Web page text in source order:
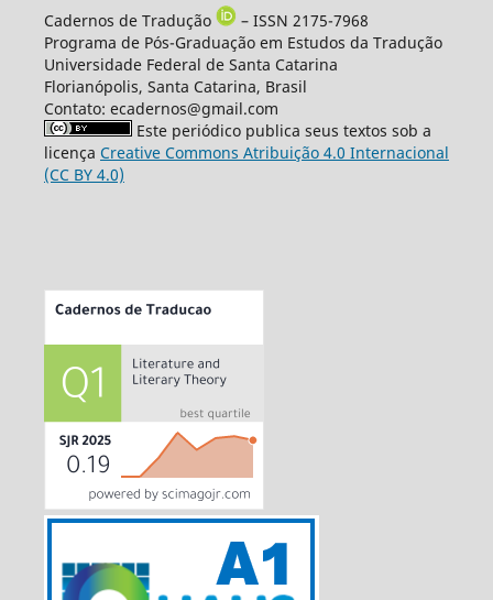
Cadernos de Tradução
– ISSN 2175-7968
Programa de Pós-Graduação em Estudos da Tradução
Universidade Federal de Santa Catarina
Florianópolis, Santa Catarina, Brasil
Contato: ecadernos@gmail.com
Este periódico publica seus textos sob a
licença Creative Commons Atribuição 4.0 Internacional
(CC BY 4.0)